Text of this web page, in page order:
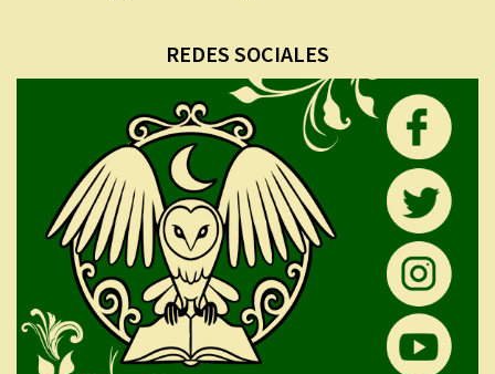
REDES SOCIALES